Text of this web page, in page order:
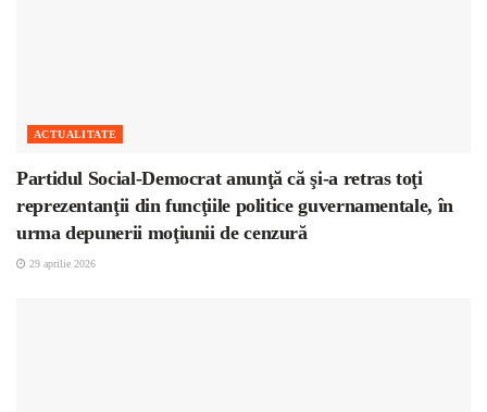
ACTUALITATE
Partidul Social-Democrat anunţă că şi-a retras toţi
reprezentanţii din funcţiile politice guvernamentale, în
urma depunerii moţiunii de cenzură
29 aprilie 2026